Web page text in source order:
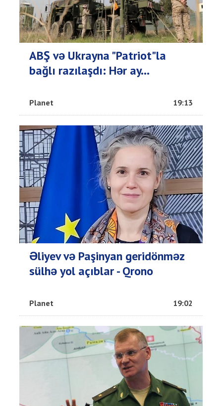
ABŞ və Ukrayna "Patriot"la
bağlı razılaşdı: Hər ay...
Planet 19:13
Əliyev və Paşinyan geridönməz
sülhə yol açıblar - Qrono
Planet 19:02